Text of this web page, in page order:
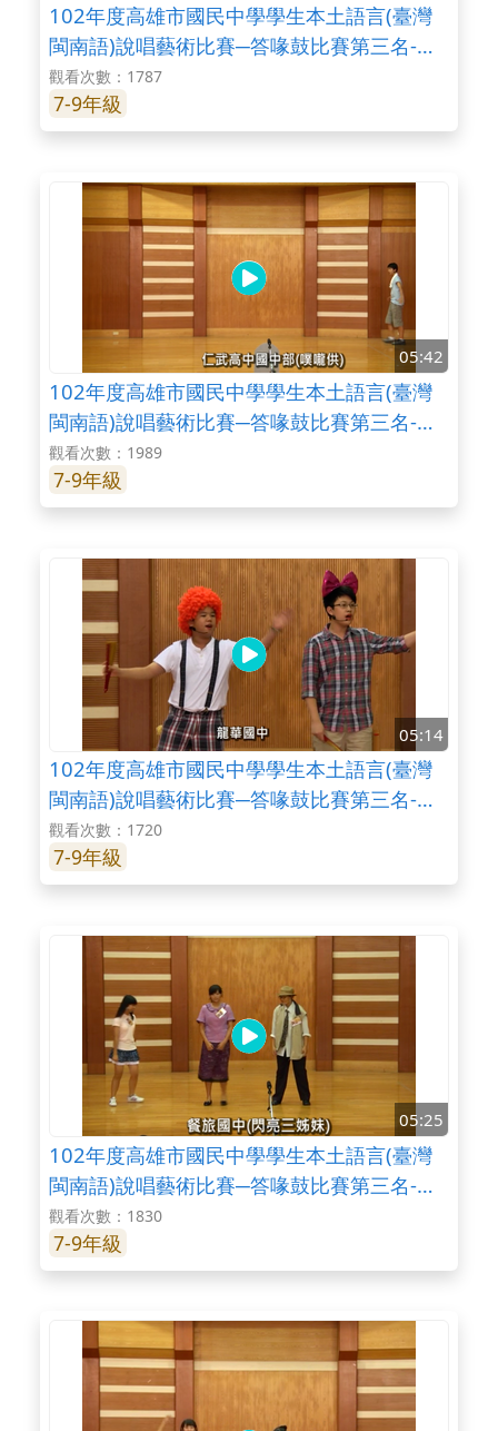
102年度高雄市國民中學學生本土語言(臺灣
閩南語)說唱藝術比賽─答喙鼓比賽第三名-光
華國中
觀看次數：1787
7-9年級
05:42
102年度高雄市國民中學學生本土語言(臺灣
閩南語)說唱藝術比賽─答喙鼓比賽第三名-仁
武高中國中部
觀看次數：1989
7-9年級
05:14
102年度高雄市國民中學學生本土語言(臺灣
閩南語)說唱藝術比賽─答喙鼓比賽第三名-龍
華國中
觀看次數：1720
7-9年級
05:25
102年度高雄市國民中學學生本土語言(臺灣
閩南語)說唱藝術比賽─答喙鼓比賽第三名-餐
旅國中
觀看次數：1830
7-9年級